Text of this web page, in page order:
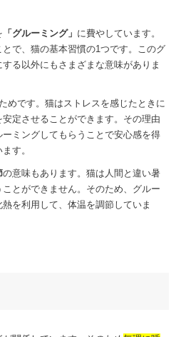
「グルーミング」 に費やしています。
で、猫の基本習慣の1つです。このグ
る以外にもさまざまな意味がありま
ためです。猫はストレスを感じたときに
定させることができます。その理由
ミングしてもらうことで安心感を得
す。
の意味もあります。猫は人間と違い暑
とができません。そのため、グルー
を利用して、体温を調節していま